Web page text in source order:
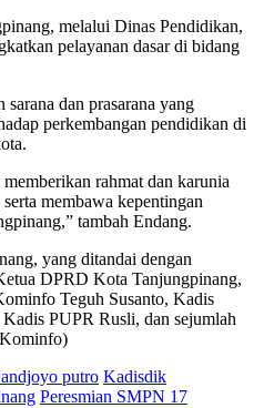
melalui Dinas Pendidikan,
pelayanan dasar di bidang
dan prasarana yang
perkembangan pendidikan di
rahmat dan karunia
membawa kepentingan
tambah Endang.
yang ditandai dengan
DPRD Kota Tanjungpinang,
Teguh Susanto, Kadis
PUPR Rusli, dan sejumlah
putro Kadisdik
Peresmian SMPN 17